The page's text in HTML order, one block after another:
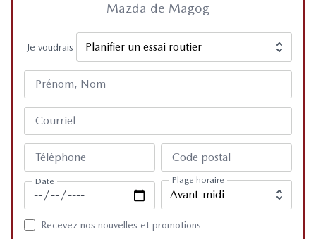
Mazda de Magog
Je voudrais
Prénom, Nom
Courriel
Téléphone Code postal
Date Plage horaire
Recevez nos nouvelles et promotions